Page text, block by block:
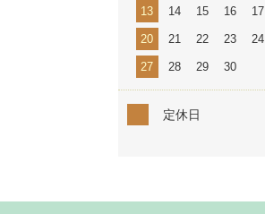
13 14 15 16 17
20 21 22 23 24
27 28 29 30
定休日